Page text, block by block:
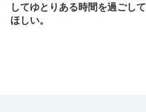
してゆとりある時間を過ごして
ほしい。